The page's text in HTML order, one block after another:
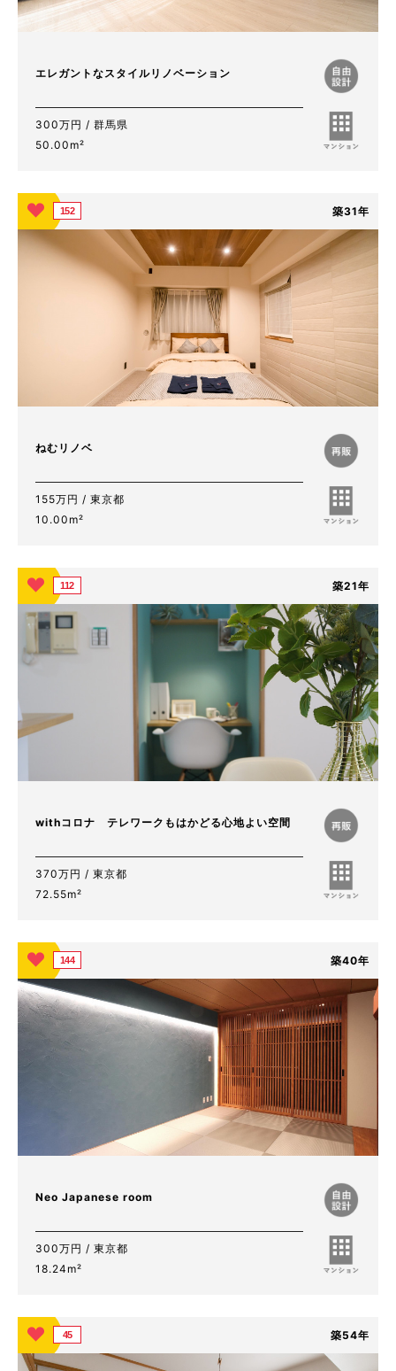
エレガントなスタイルリノベーション
300万円 / 群馬県
50.00m²
152 築31年
ねむリノベ
155万円 / 東京都
10.00m²
112 築21年
withコロナ テレワークもはかどる心地よい空間
370万円 / 東京都
72.55m²
144 築40年
Neo Japanese room
300万円 / 東京都
18.24m²
45 築54年